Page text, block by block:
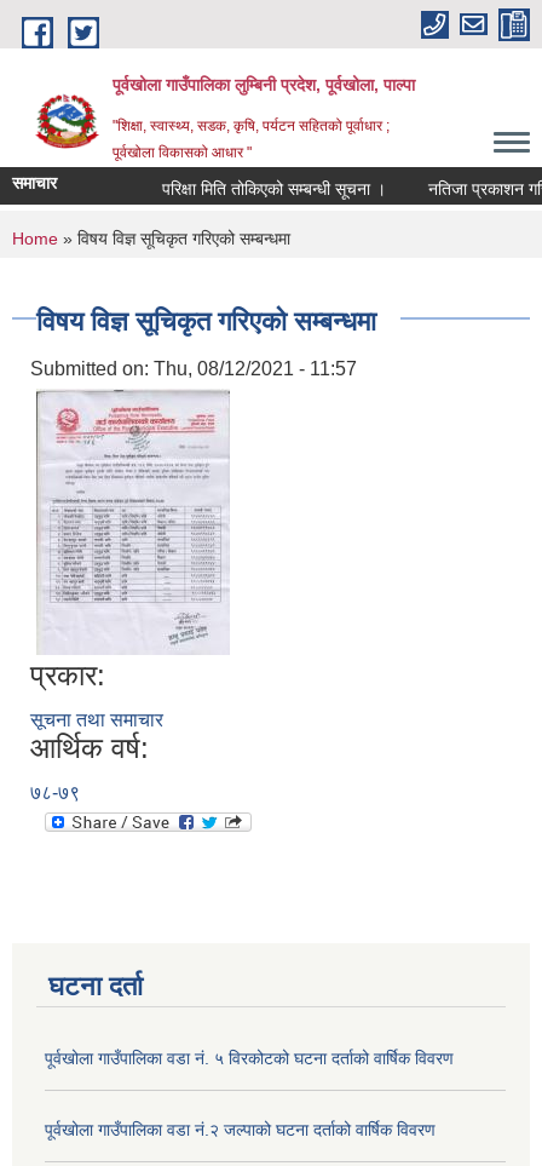
Skip to main content
पूर्वखोला गाउँपालिका लुम्बिनी प्रदेश, पूर्वखोला, पाल्पा
"शिक्षा, स्वास्थ्य, सडक, कृषि, पर्यटन सहितको पूर्वाधार ;
पूर्वखोला विकासको आधार "
समाचार परिक्षा मिति तोकिएको सम्बन्धी सूचना । नतिजा प्रकाशन
You are here
Home » विषय विज्ञ सूचिकृत गरिएको सम्बन्धमा
विषय विज्ञ सूचिकृत गरिएको सम्बन्धमा
Submitted on: Thu, 08/12/2021 - 11:57
प्रकार:
सूचना तथा समाचार
आर्थिक वर्ष:
७८-७९
घटना दर्ता
पूर्वखोला गाउँपालिका वडा नं. ५ विरकोटको घटना दर्ताको वार्षिक विवरण
पूर्वखोला गाउँपालिका वडा नं.२ जल्पाको घटना दर्ताको वार्षिक विवरण